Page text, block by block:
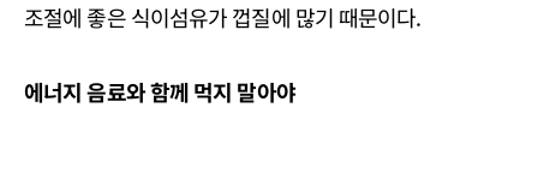
조절에 좋은 식이섬유가 껍질에 많기 때문이다.
에너지 음료와 함께 먹지 말아야